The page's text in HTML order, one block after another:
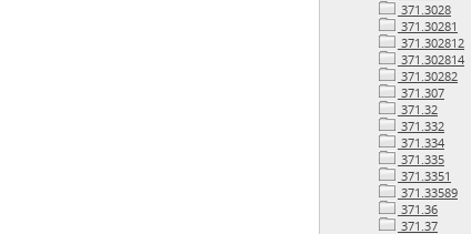
371.3028
371.30281
371.302812
371.302814
371.30282
371.307
371.32
371.332
371.334
371.335
371.3351
371.33589
371.36
371.37